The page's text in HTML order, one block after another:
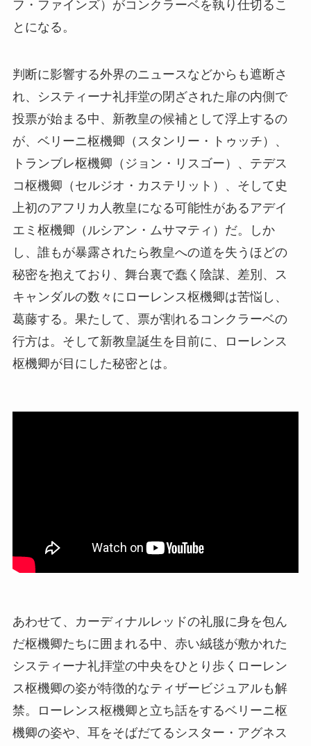
フ・ファインズ）がコンクラーベを執り仕切るこ
とになる。
判断に影響する外界のニュースなどからも遮断さ
れ、システィーナ礼拝堂の閉ざされた扉の内側で
投票が始まる中、新教皇の候補として浮上するの
が、ベリーニ枢機卿（スタンリー・トゥッチ）、
トランブレ枢機卿（ジョン・リスゴー）、テデス
コ枢機卿（セルジオ・カステリット）、そして史
上初のアフリカ人教皇になる可能性があるアデイ
エミ枢機卿（ルシアン・ムサマティ）だ。しか
し、誰もが暴露されたら教皇への道を失うほどの
秘密を抱えており、舞台裏で蠢く陰謀、差別、ス
キャンダルの数々にローレンス枢機卿は苦悩し、
葛藤する。果たして、票が割れるコンクラーベの
行方は。そして新教皇誕生を目前に、ローレンス
枢機卿が目にした秘密とは。
あわせて、カーディナルレッドの礼服に身を包ん
だ枢機卿たちに囲まれる中、赤い絨毯が敷かれた
システィーナ礼拝堂の中央をひとり歩くローレン
ス枢機卿の姿が特徴的なティザービジュアルも解
禁。ローレンス枢機卿と立ち話をするベリーニ枢
機卿の姿や、耳をそばだてるシスター・アグネス